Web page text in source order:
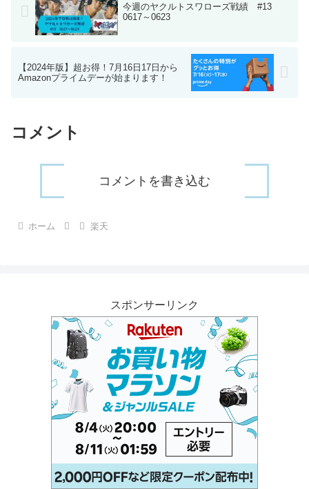
今週のヤクルトスワローズ戦績 #13
0617～0623
【2024年版】超お得！7月16日17日から
Amazonプライムデーが始まります！
コメント
コメントを書き込む
ホーム 楽天
スポンサーリンク